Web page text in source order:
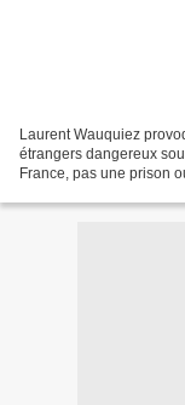
Laurent Wauquiez
étrangers dangereux
France, pas une prison